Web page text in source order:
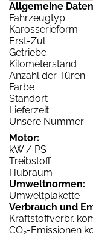
Allgemeine
Fahrzeugtyp
Karosserieform
Erst-Zul.
Getriebe
Kilometerstand
Anzahl der Türen
Farbe
Standort
Lieferzeit
Unsere Nummer
Motor:
kW / PS
Treibstoff
Hubraum
Umweltnormen:
Umweltplakette
Verbrauch und
Kraftstoffverbr.
CO -Emissionen